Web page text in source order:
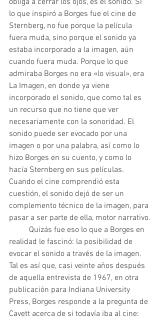
lo que inspiró a Borges fue el cine de
Sternberg, no fue porque la película
fuera muda, sino porque el sonido ya
estaba incorporado a la imagen, aún
cuando fuera muda. Porque lo que
admiraba Borges no era «lo visual», era
La Imagen, en donde ya viene
incorporado el sonido, que como tal es
un recurso que no tiene que ver
necesariamente con la sonoridad. El
sonido puede ser evocado por una
imagen o por una palabra, así como lo
hizo Borges en su cuento, y como lo
hacía Sternberg en sus películas.
Cuando el cine comprendió esta
cuestión, el sonido dejó de ser un
complemento técnico de la imagen, para
pasar a ser parte de ella, motor narrativo.
realidad le fascinó: la posibilidad de
evocar el sonido a través de la imagen.
Tal es así que, casi veinte años después
de aquella entrevista de 1967, en otra
publicación para Indiana University
Press, Borges responde a la pregunta de
Cavett acerca de si todavía iba al cine: